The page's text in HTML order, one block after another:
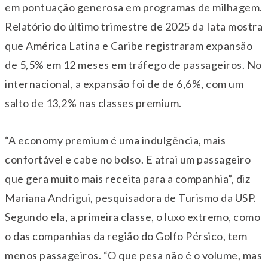
em pontuação generosa em programas de milhagem.
Relatório do último trimestre de 2025 da Iata mostra
que América Latina e Caribe registraram expansão
de 5,5% em 12 meses em tráfego de passageiros. No
internacional, a expansão foi de de 6,6%, com um
salto de 13,2% nas classes premium.
“A economy premium é uma indulgência, mais
confortável e cabe no bolso. E atrai um passageiro
que gera muito mais receita para a companhia”, diz
Mariana Andrigui, pesquisadora de Turismo da USP.
Segundo ela, a primeira classe, o luxo extremo, como
o das companhias da região do Golfo Pérsico, tem
menos passageiros. “O que pesa não é o volume, mas